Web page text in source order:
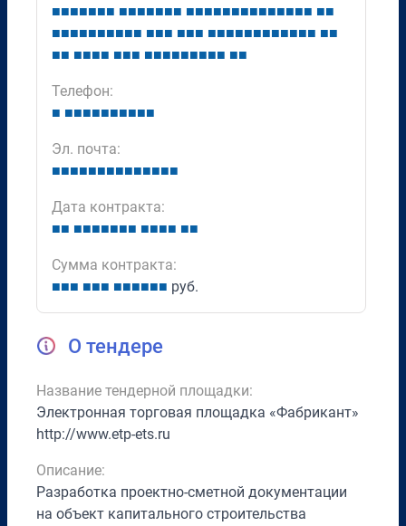
■■■■■■■ ■■■■■■■ ■■■■■■■■■■■■■■ ■■
■■■■■■■■■■ ■■■ ■■■ ■■■■■■■■■■■■ ■■
■■ ■■■■ ■■■ ■■■■■■■■■ ■■
Телефон:
■ ■■■■■■■■■■
Эл. почта:
■■■■■■■■■■■■■■
Дата контракта:
■■ ■■■■■■■ ■■■■ ■■
Сумма контракта:
■■■ ■■■ ■■■■■■ руб.
О тендере
Название тендерной площадки:
Электронная торговая площадка «Фабрикант»
http://www.etp-ets.ru
Описание:
Разработка проектно-сметной документации
на объект капитального строительства